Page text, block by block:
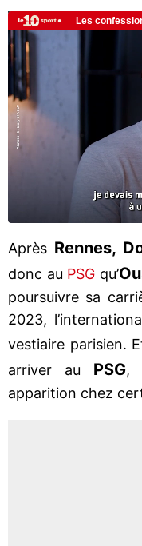
Après Rennes,
donc au PSG qu’
poursuivre sa
2023,
vestiaire parisien.
arriver au PSG,
apparition chez